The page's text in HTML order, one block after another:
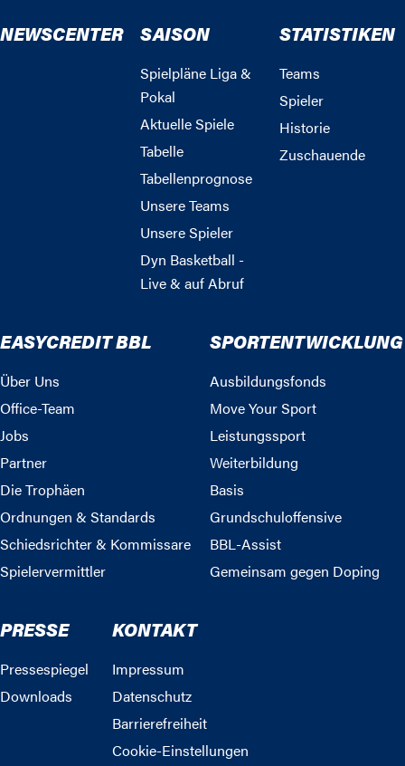
NEWSCENTER SAISON
Spielpläne Liga &
Pokal
Aktuelle Spiele
Tabelle
Tabellenprognose
Unsere Teams
Unsere Spieler
Dyn Basketball -
Live & auf Abruf
STATISTIKEN
Teams
Spieler
Historie
Zuschauende
EASYCREDIT BBL
Über Uns
Office-Team
Jobs
Partner
Die Trophäen
Ordnungen & Standards
Schiedsrichter & Kommissare
Spielervermittler
SPORTENTWICKLUNG
Ausbildungsfonds
Move Your Sport
Leistungssport
Weiterbildung
Basis
Grundschuloffensive
BBL-Assist
Gemeinsam gegen Doping
PRESSE
Pressespiegel
Downloads
KONTAKT
Impressum
Datenschutz
Barrierefreiheit
Cookie-Einstellungen